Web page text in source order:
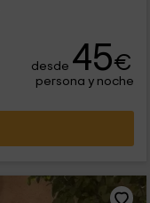
desde 45€
persona y noche